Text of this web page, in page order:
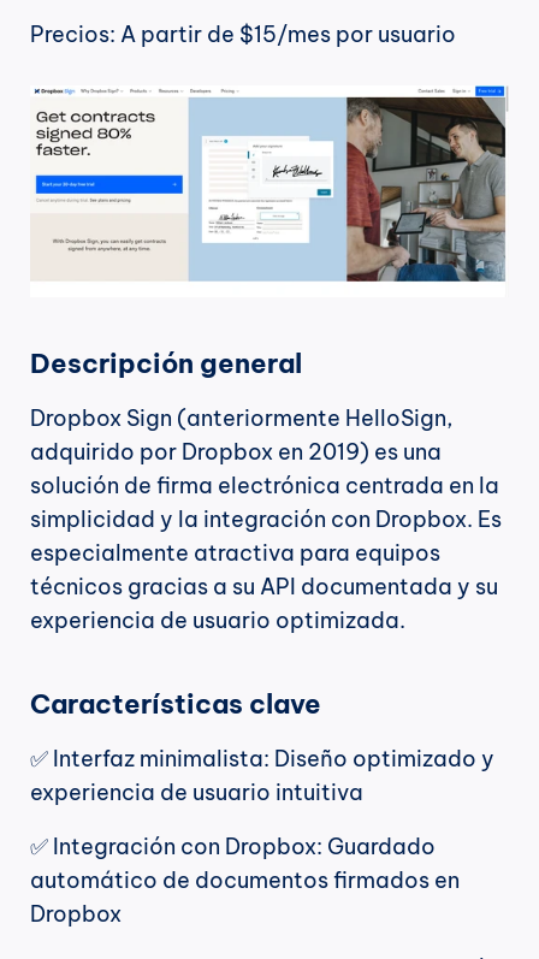
Precios: A partir de $15/mes por usuario
Descripción general
Dropbox Sign (anteriormente HelloSign,
adquirido por Dropbox en 2019) es una
solución de firma electrónica centrada en la
simplicidad y la integración con Dropbox. Es
especialmente atractiva para equipos
técnicos gracias a su API documentada y su
experiencia de usuario optimizada.
Características clave
✅ Interfaz minimalista: Diseño optimizado y
experiencia de usuario intuitiva
✅ Integración con Dropbox: Guardado
automático de documentos firmados en
Dropbox